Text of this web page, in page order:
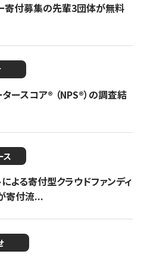
寄付募集の先輩3団体が無料
ースコア®︎ （NPS®︎）の調査結
ス
よる寄付型クラウドファンディ
寄付流...